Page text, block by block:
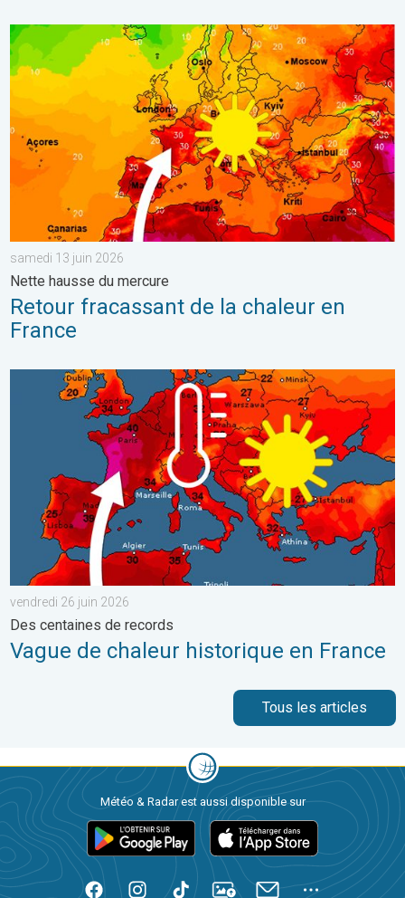
Retour fracassant de la chaleur en France. Nette hausse du
samedi 13 juin 2026
Nette hausse du mercure
Retour fracassant de la chaleur en
France
Vague de chaleur historique en France. Des centaines de
vendredi 26 juin 2026
Des centaines de records
Vague de chaleur historique en France
Tous les articles
Météo & Radar est aussi disponible sur